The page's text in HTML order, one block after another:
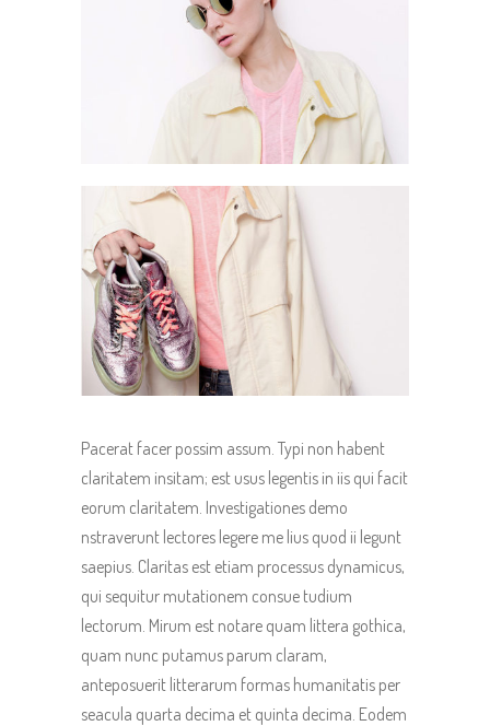
Pacerat facer possim assum. Typi non habent
claritatem insitam; est usus legentis in iis qui facit
eorum claritatem. Investigationes demo
nstraverunt lectores legere me lius quod ii legunt
saepius. Claritas est etiam processus dynamicus,
qui sequitur mutationem consue tudium
lectorum. Mirum est notare quam littera gothica,
quam nunc putamus parum claram,
anteposuerit litterarum formas humanitatis per
seacula quarta decima et quinta decima. Eodem